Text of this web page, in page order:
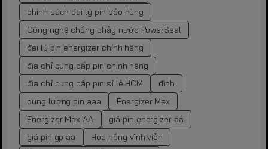
chính sách đại lý pin bảo hùng
Công nghệ chống chảy nước PowerSeal
đại lý pin energizer chính hãng
địa chỉ cung cấp pin chính hãng
địa chỉ cung cấp pin sỉ lẻ HCM
đình
dung lượng pin aaa
Energizer Max
Energizer Max AA
giá pin energizer aa
giá pin gp aa
Hoa hồng vĩnh viễn